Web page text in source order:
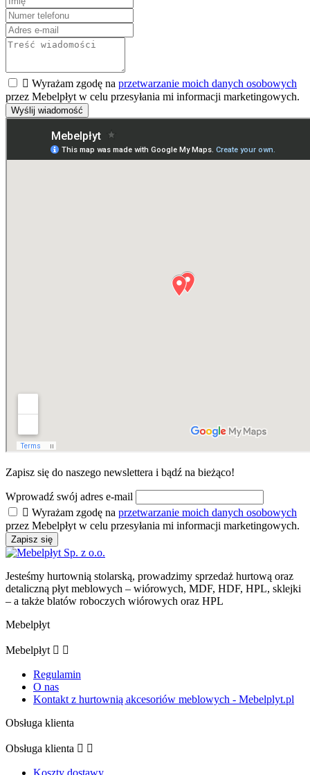
 Wyrażam zgodę na przetwarzanie moich danych osobowych
przez Mebelpłyt w celu przesyłania mi informacji marketingowych.
Zapisz się do naszego newslettera i bądź na bieżąco!
Wprowadź swój adres e-mail
 Wyrażam zgodę na przetwarzanie moich danych osobowych
przez Mebelpłyt w celu przesyłania mi informacji marketingowych.
Jesteśmy hurtownią stolarską, prowadzimy sprzedaż hurtową oraz
detaliczną płyt meblowych – wiórowych, MDF, HDF, HPL, sklejki
– a także blatów roboczych wiórowych oraz HPL
Mebelpłyt
Mebelpłyt  
Regulamin
O nas
Kontakt z hurtownią akcesoriów meblowych - Mebelplyt.pl
Obsługa klienta
Obsługa klienta  